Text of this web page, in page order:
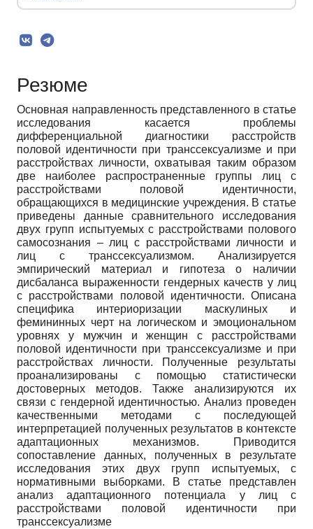
Резюме
Основная направленность представленного в статье
исследования касается проблемы
дифференциальной диагностики расстройств
половой идентичности при транссексуализме и при
расстройствах личности, охватывая таким образом
две наиболее распространенные группы лиц с
расстройствами половой идентичности,
обращающихся в медицинские учреждения. В статье
приведены данные сравнительного исследования
двух групп испытуемых с расстройствами полового
самосознания – лиц с расстройствами личности и
лиц с транссексуализмом. Анализируется
эмпирический материал и гипотеза о наличии
дисбаланса выраженности гендерных качеств у лиц
с расстройствами половой идентичности. Описана
специфика интериоризации маскулиных и
фемининных черт на логическом и эмоциональном
уровнях у мужчин и женщин с расстройствами
половой идентичности при транссексуализме и при
расстройствах личности. Полученные результаты
проанализированы с помощью статистически
достоверных методов. Также анализируются их
связи с гендерной идентичностью. Анализ проведен
качественными методами с последующей
интерпретацией полученных результатов в контексте
адаптационных механизмов. Приводится
сопоставление данных, полученных в результате
исследования этих двух групп испытуемых, с
нормативными выборками. В статье представлен
анализ адаптационного потенциала у лиц с
расстройствами половой идентичности при
транссексуализме